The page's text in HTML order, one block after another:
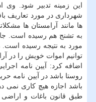
این زمینه تدبیر شود. وی
شهرداری در مورد تعاریف
ها مانند آرامستان ها
به تشنج هم رسیده است.
مورد به نتیجه رسیده است.
توانیم اموات خویش را در
اضافه كرد: آیین نامه
روستا باشد در آیین نامه
باشد اجازه هیچ كاری نمی
طبق قانون باغات و